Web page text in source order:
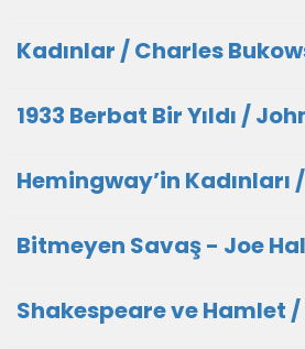
Kadınlar / Charles
1933 Berbat Bir Yıldı /
Hemingway’in Kadınları
Bitmeyen Savaş - Joe
Shakespeare ve Hamlet